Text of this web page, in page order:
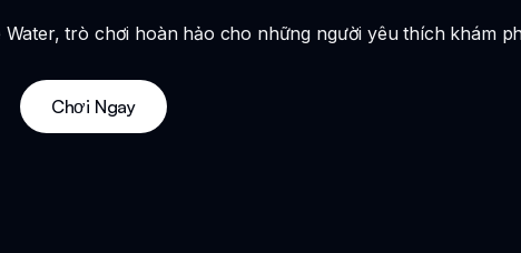
trò chơi hoàn hảo cho những người yêu thích khám
Chơi Ngay